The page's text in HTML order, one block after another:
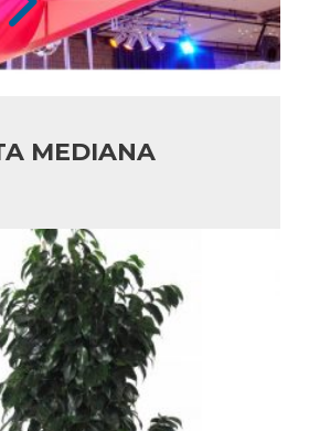
MEDIANA